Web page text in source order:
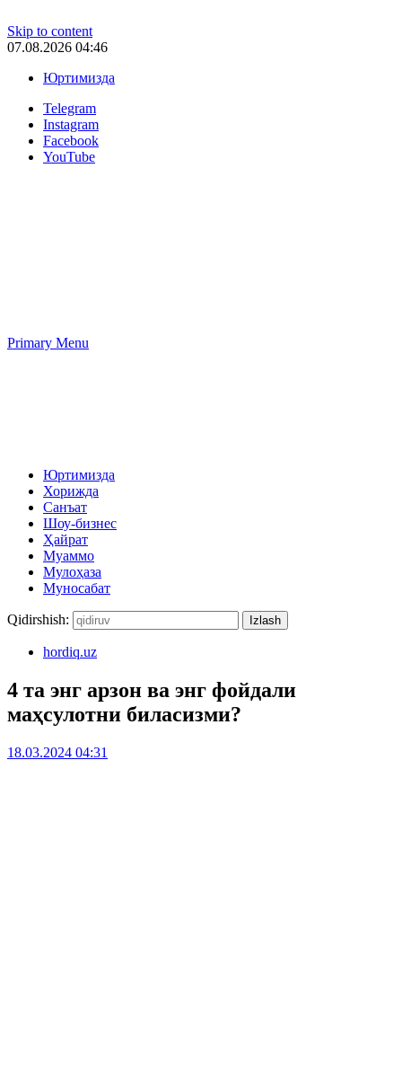
Skip to content
07.08.2026 04:46
Юртимизда
Telegram
Instagram
Facebook
YouTube
Primary Menu
Юртимизда
Хорижда
Санъат
Шоу-бизнес
Ҳайрат
Муаммо
Мулоҳаза
Муносабат
Qidirshish:
hordiq.uz
4 та энг арзон ва энг фойдали
маҳсулотни биласизми?
18.03.2024 04:31